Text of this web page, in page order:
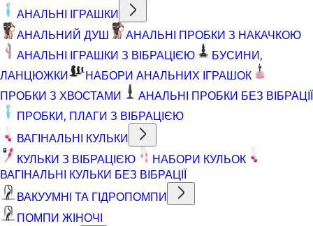
АНАЛЬНІ ІГРАШКИ
АНАЛЬНИЙ ДУШ
АНАЛЬНІ ПРОБКИ З НАКАЧКОЮ
АНАЛЬНІ ІГРАШКИ З ВІБРАЦІЄЮ
БУСИНИ,
ЛАНЦЮЖКИ
НАБОРИ АНАЛЬНИХ ІГРАШОК
ПРОБКИ З ХВОСТАМИ
АНАЛЬНІ ПРОБКИ БЕЗ ВІБРАЦІЇ
ПРОБКИ, ПЛАГИ З ВІБРАЦІЄЮ
ВАГІНАЛЬНІ КУЛЬКИ
КУЛЬКИ З ВІБРАЦІЄЮ
НАБОРИ КУЛЬОК
ВАГІНАЛЬНІ КУЛЬКИ БЕЗ ВІБРАЦІЇ
ВАКУУМНІ ТА ГІДРОПОМПИ
ПОМПИ ЖІНОЧІ